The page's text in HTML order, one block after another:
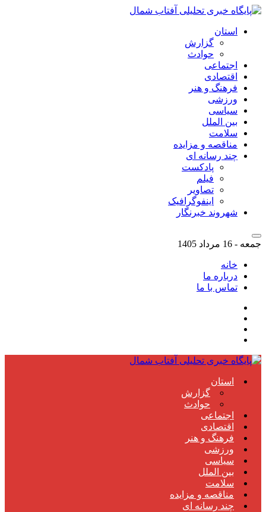
استان
گزارش
حوادث
اجتماعی
اقتصادی
فرهنگ و هنر
ورزشی
سیاسی
بین الملل
سلامت
مناقصه و مزایده
چند رسانه ای
پادکست
فیلم
تصاویر
اینفوگرافیک
شهروند خبرنگار
جمعه - 16 مرداد 1405
خانه
درباره ما
تماس با ما
استان
گزارش
حوادث
اجتماعی
اقتصادی
فرهنگ و هنر
ورزشی
سیاسی
بین الملل
سلامت
مناقصه و مزایده
چند رسانه ای